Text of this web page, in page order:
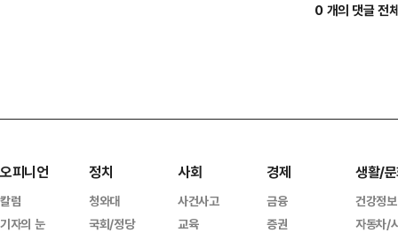
0 개의 댓글 전
오피니언
칼럼
기자의 눈
정치
청와대
국회/정당
사회
사건사고
교육
경제
금융
증권
생활/
건강정보
자동차/